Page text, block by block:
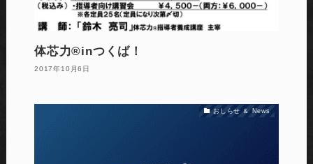
体芯力®︎inつくば！
2017年10月6日
おしらせ ＆ News